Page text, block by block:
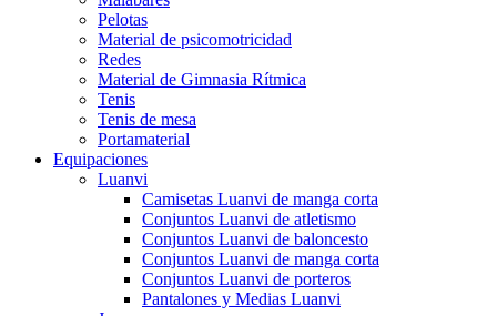
Pelotas
Material de psicomotricidad
Redes
Material de Gimnasia Rítmica
Tenis
Tenis de mesa
Portamaterial
Equipaciones
Luanvi
Camisetas Luanvi de manga corta
Conjuntos Luanvi de atletismo
Conjuntos Luanvi de baloncesto
Conjuntos Luanvi de manga corta
Conjuntos Luanvi de porteros
Pantalones y Medias Luanvi